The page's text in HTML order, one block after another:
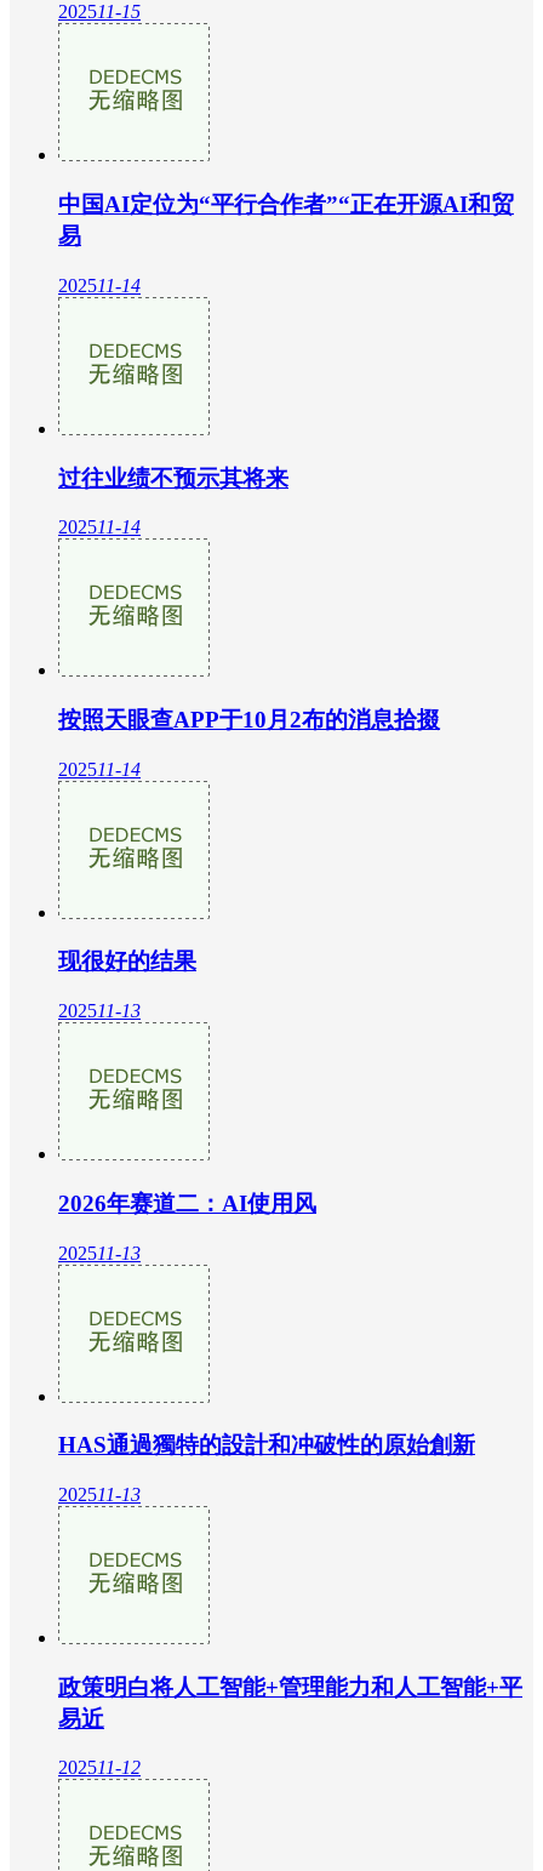
202511-15
中国AI定位为“平行合作者”“正在开源AI和贸
易
202511-14
过往业绩不预示其将来
202511-14
按照天眼查APP于10月2布的消息拾掇
202511-14
现很好的结果
202511-13
2026年赛道二：AI使用风
202511-13
HAS通過獨特的設計和冲破性的原始創新
202511-13
政策明白将人工智能+管理能力和人工智能+平
易近
202511-12